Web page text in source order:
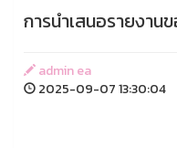
การนำเสนอรายงาน
admin ea
2025-09-07 13:30:04